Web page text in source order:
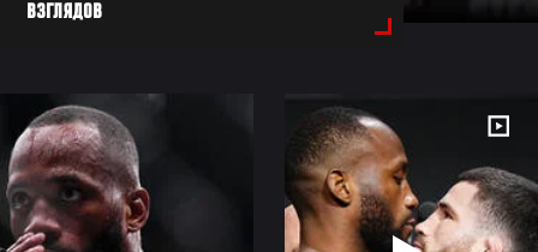
ВЗГЛЯДОВ